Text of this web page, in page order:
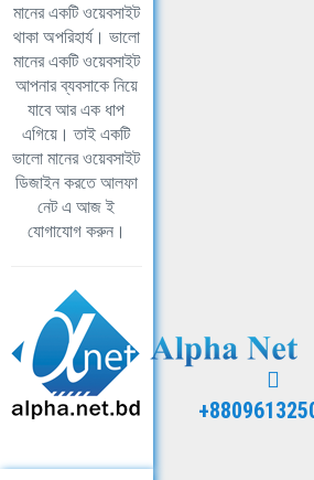
মানের একটি ওয়েবসাইট
থাকা অপরিহার্য। ভালো
মানের একটি ওয়েবসাইট
আপনার ব্যবসাকে নিয়ে
যাবে আর এক ধাপ
এগিয়ে। তাই একটি
ভালো মানের ওয়েবসাইট
ডিজাইন করতে আলফা
নেট এ আজ ই
যোগাযোগ করুন।